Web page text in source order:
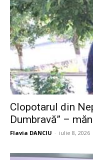
Clopotarul din
Dumbravă” –
Flavia DANCIU - iulie 8, 2026